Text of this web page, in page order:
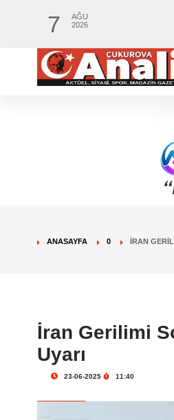
7
AĞU
2026
ANASAYFA 0 İRAN
İran Gerilimi
Uyarı
23-06-2025 11:40